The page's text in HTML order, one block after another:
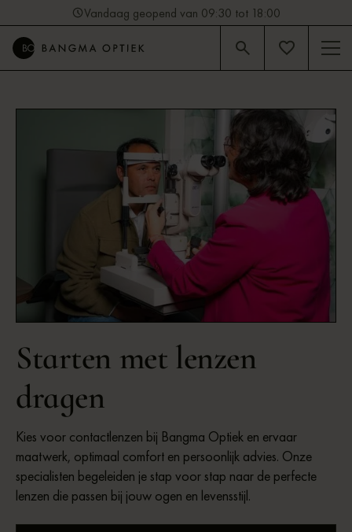
Vandaag geopend van 09:30 tot 18:00
4.9
Beoordeling op Google (92)
Starten met lenzen
dragen
Kies voor contactlenzen bij Bangma Optiek en ervaar
maatwerk, optimaal comfort en persoonlijk advies. Onze
specialisten begeleiden je stap voor stap naar de perfecte
lenzen die passen bij jouw ogen en levensstijl.